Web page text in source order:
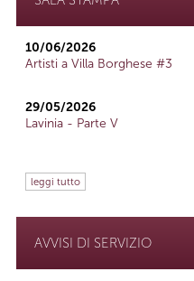
10/06/2026
Artisti a Villa Borghese #3
29/05/2026
Lavinia - Parte V
leggi tutto
AVVISI DI SERVIZIO